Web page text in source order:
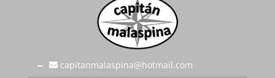
capitanmalaspina@hotmail.com